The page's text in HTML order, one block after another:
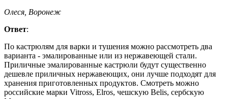
Олеся, Воронеж
Ответ:
По кастрюлям для варки и тушения можно рассмотреть два
варианта - эмалированные или из нержавеющей стали.
Приличные эмалированные кастрюли будут существенно
дешевле приличных нержавеющих, они лучше подходят для
хранения приготовленных продуктов. Смотреть можно
российские марки Vitross, Elros, чешскую Belis, сербскую